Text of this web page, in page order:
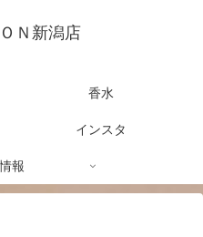
Ｎ新潟店
香水
インスタ
報